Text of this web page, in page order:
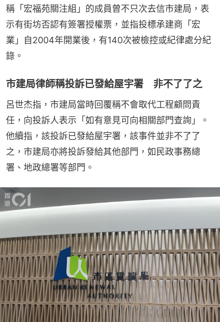
稱「宏福苑關注組」的成員曾不只次去信市建局，表
示有街坊否認有簽署授權票，並指投標承建商「宏
業」自2004年開業後，有140次被檢控或紀律處分紀
錄。
市建局律師稱投訴已發給屋宇署 非不了了之
呂世杰指，市建局當時回覆稱不會取代工程顧問責
任，向投訴人表示「如有意見可向相關部門查詢」。
他續指，該投訴已發給屋宇署，該事件並非不了了
之，市建局亦將投訴發給其他部門，如民政事務總
署、地政總署等部門。